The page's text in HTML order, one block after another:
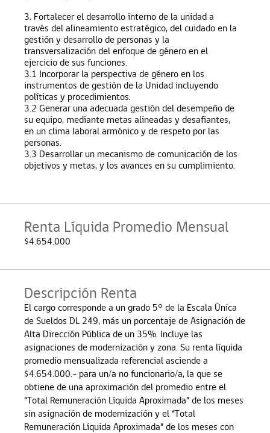
3. Fortalecer el desarrollo interno de la unidad a
través del alineamiento estratégico, del cuidado en la
gestión y desarrollo de personas y la
transversalización del enfoque de género en el
ejercicio de sus funciones.
3.1 Incorporar la perspectiva de género en los
instrumentos de gestión de la Unidad incluyendo
políticas y procedimientos.
3.2 Generar una adecuada gestión del desempeño de
su equipo, mediante metas alineadas y desafiantes,
en un clima laboral armónico y de respeto por las
personas.
3.3 Desarrollar un mecanismo de comunicación de los
objetivos y metas, y los avances en su cumplimiento.
Renta Líquida Promedio Mensual
$4.654.000
Descripción Renta
El cargo corresponde a un grado 5° de la Escala Única
de Sueldos DL 249, más un porcentaje de Asignación de
Alta Dirección Pública de un 35%. Incluye las
asignaciones de modernización y zona. Su renta líquida
promedio mensualizada referencial asciende a
$4.654.000.- para un/a no funcionario/a, la que se
obtiene de una aproximación del promedio entre el
“Total Remuneración Líquida Aproximada” de los meses
sin asignación de modernización y el “Total
Remuneración Líquida Aproximada” de los meses con